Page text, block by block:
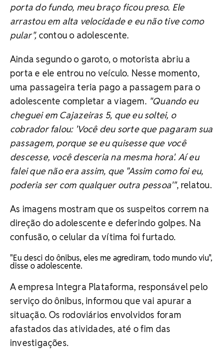
porta do fundo, meu braço ficou preso. Ele
arrastou em alta velocidade e eu não tive como
pular", contou o adolescente.
Ainda segundo o garoto, o motorista abriu a
porta e ele entrou no veículo. Nesse momento,
uma passageira teria pago a passagem para o
adolescente completar a viagem. "Quando eu
cheguei em Cajazeiras 5, que eu soltei, o
cobrador falou: 'Você deu sorte que pagaram sua
passagem, porque se eu quisesse que você
descesse, você desceria na mesma hora'. Aí eu
falei que não era assim, que "Assim como foi eu,
poderia ser com qualquer outra pessoa'", relatou.
As imagens mostram que os suspeitos correm na
direção do adolescente e deferindo golpes. Na
confusão, o celular da vítima foi furtado.
"Eu desci do ônibus, eles me agrediram, todo mundo viu",
disse o adolescente.
A empresa Integra Plataforma, responsável pelo
serviço do ônibus, informou que vai apurar a
situação. Os rodoviários envolvidos foram
afastados das atividades, até o fim das
investigações.